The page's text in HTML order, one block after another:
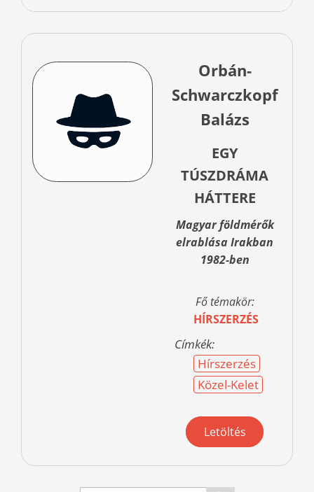
Orbán-
Schwarczkopf
Balázs
EGY
TÚSZDRÁMA
HÁTTERE
Magyar földmérők
elrablása Irakban
1982-ben
Fő témakör:
HÍRSZERZÉS
Címkék:
Hírszerzés
Közel-Kelet
Letöltés